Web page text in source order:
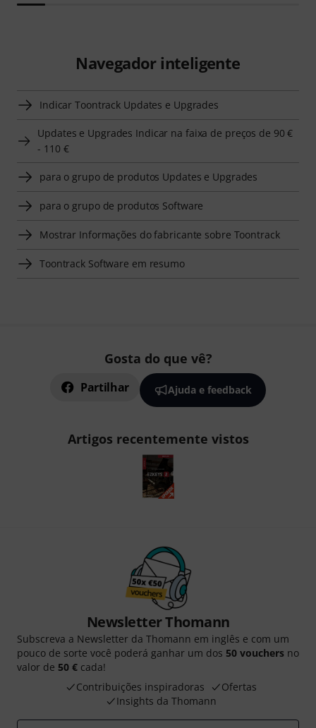
Navegador inteligente
Indicar Toontrack Updates e Upgrades
Updates e Upgrades Indicar na faixa de preços de 90 €
- 110 €
para o grupo de produtos Updates e Upgrades
para o grupo de produtos Software
Mostrar Informações do fabricante sobre Toontrack
Toontrack Software em resumo
Gosta do que vê?
Partilhar Ajuda e feedback
Artigos recentemente vistos
Newsletter Thomann
Subscreva a Newsletter da Thomann em inglês e com um
pouco de sorte você poderá ganhar um dos 50 vouchers no
valor de 50 € cada!
Contribuições inspiradoras
Ofertas
Insights da Thomann